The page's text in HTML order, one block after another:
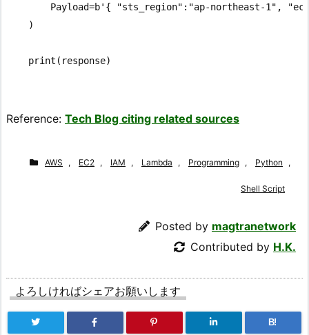
Payload=b'{ "sts_region":"ap-northeast-1",
    )
    print(response)
Reference: Tech Blog citing related sources
AWS , EC2 , IAM , Lambda , Programming , Python ,
Shell Script
Posted by magtranetwork
Contributed by H.K.
よろしければシェアお願いします
B!